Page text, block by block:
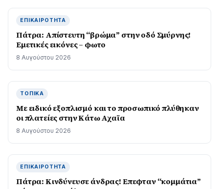
ΕΠΙΚΑΙΡΌΤΗΤΑ
Πάτρα: Απίστευτη “βρώμα” στην οδό Σμύρνης!
Εμετικές εικόνες – φωτο
8 Αυγούστου 2026
ΤΟΠΙΚΆ
Με ειδικό εξοπλισμό και το προσωπικό πλύθηκαν
οι πλατείες στην Κάτω Αχαϊα
8 Αυγούστου 2026
ΕΠΙΚΑΙΡΌΤΗΤΑ
Πάτρα: Κινδύνευσε άνδρας! Επεφταν “κομμάτια”